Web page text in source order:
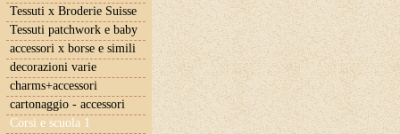
Tessuti x Broderie Suisse
Tessuti patchwork e baby
accessori x borse e simili
decorazioni varie
charms+accessori
cartonaggio - accessori
Corsi e scuola 1